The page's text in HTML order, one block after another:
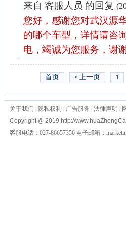
来自 客服人员 的回复
您好，感谢您对武汉源
的哪个车型，详情请咨
电，竭诚为您服务，谢
首页 < 上一页 1
关于我们 隐私权利 广告服务 法律声明
Copyright @ 2019 http://
客服电话：027-86657356 电子邮箱：